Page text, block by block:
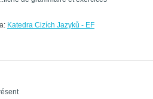
Katedra Cizích Jazyků - EF